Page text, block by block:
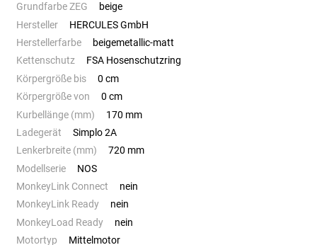
Grundfarbe ZEG
beige
Hersteller
HERCULES GmbH
Herstellerfarbe
beigemetallic-matt
Kettenschutz
FSA Hosenschutzring
Körpergröße bis
0 cm
Körpergröße von
0 cm
Kurbellänge (mm)
170 mm
Ladegerät
Simplo 2A
Lenkerbreite (mm)
720 mm
Modellserie
NOS
MonkeyLink Connect
nein
MonkeyLink Ready
nein
MonkeyLoad Ready
nein
Motortyp
Mittelmotor